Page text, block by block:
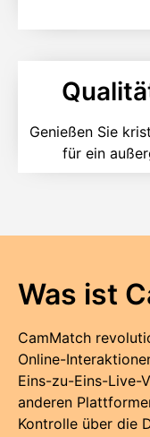
Genießen Sie
für ein
Was ist
CamMatch
Online-
Eins-zu-Eins-Live-
anderen
Kontrolle über die